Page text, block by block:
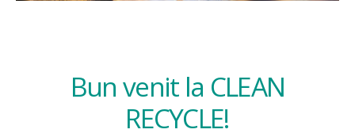
Bun venit la CLEAN
RECYCLE!